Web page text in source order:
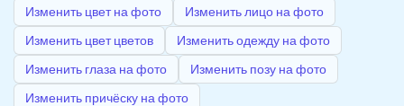
Изменить цвет на фото
Изменить лицо на фото
Изменить цвет цветов
Изменить одежду на фото
Изменить глаза на фото
Изменить позу на фото
Изменить причёску на фото